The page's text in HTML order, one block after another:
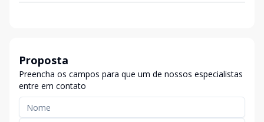
Proposta
Preencha os campos para que um de nossos especialistas
entre em contato